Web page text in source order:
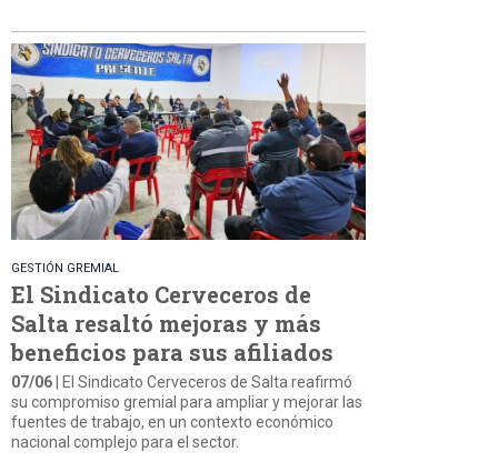
GESTIÓN GREMIAL
El Sindicato Cerveceros de
Salta resaltó mejoras y más
beneficios para sus afiliados
07/06 | El Sindicato Cerveceros de Salta reafirmó
su compromiso gremial para ampliar y mejorar las
fuentes de trabajo, en un contexto económico
nacional complejo para el sector.